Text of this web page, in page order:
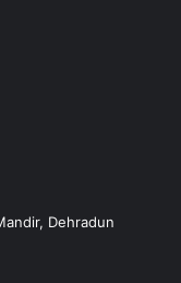
Dehradun